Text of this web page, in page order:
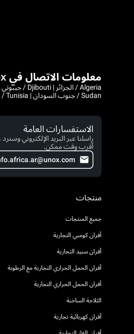
معلومات الاتصال في Unox أفريقيا والشرق الأوسط
Sudan / جنوب السودان | Tunisia / تونس | Chad / تشاد
الاستفسارات العامة
راسلنا عبر البريد الإلكتروني
أقرب وقت ممكن.
منتجات
جميع المنتجات
أفران كومبي التجارية
أفران سبيد التجارية
أفران الحمل الحراري التجارية مع الرطوبة
أفران الحمل الحراري التجارية
الثلاجة الساخنة
أفران كهربائية تجارية